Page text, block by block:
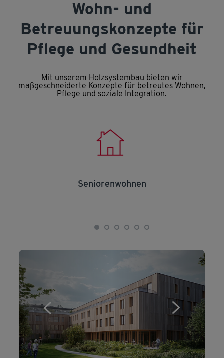
Wohn- und
Betreuungskonzepte für
Pflege und Gesundheit
Mit unserem Holzsystembau bieten wir
maßgeschneiderte Konzepte für betreutes Wohnen,
Pflege und soziale Integration.
Seniorenwohnen